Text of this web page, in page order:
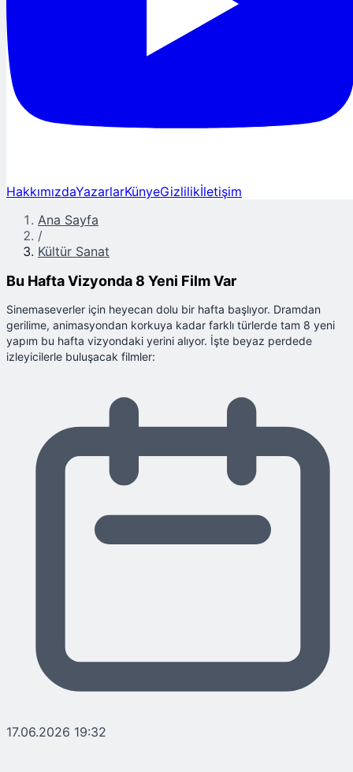
HakkımızdaYazarlarKünyeGizlilikİletişim
Ana Sayfa
/
Kültür Sanat
Bu Hafta Vizyonda 8 Yeni Film Var
Sinemaseverler için heyecan dolu bir hafta başlıyor. Dramdan
gerilime, animasyondan korkuya kadar farklı türlerde tam 8 yeni
yapım bu hafta vizyondaki yerini alıyor. İşte beyaz perdede
izleyicilerle buluşacak filmler:
17.06.2026 19:32